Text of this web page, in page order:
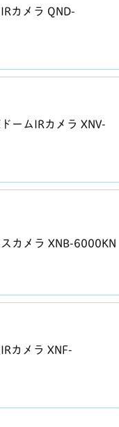
カメラ QND-
ームIRカメラ XNV-
カメラ XNB-6000KN
カメラ XNF-